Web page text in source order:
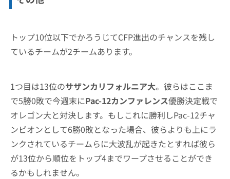
トップ10位以下でかろうじてCFP進出のチャンスを残し
ているチームが2チームあります。
1つ目は13位のサザンカリフォルニア大。彼らはここま
で5勝0敗で今週末にPac-12カンファレンス優勝決定戦で
オレゴン大と対決します。もしこれに勝利しPac-12チャ
ンピオンとして6勝0敗となった場合、彼らよりも上にラ
ンクされているチームらに大波乱が起きたとすれば彼ら
が13位から順位をトップ4までワープさせることができ
るかもしれません。